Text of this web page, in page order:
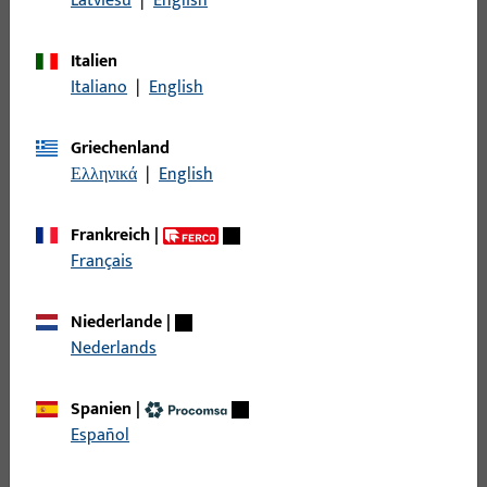
Filter
Einsatzbereich
Basisfarbe
Einsatzsystem
Filter fürAuflauf
Italien
Italiano | English
Griechenland
Ελληνικά | English
Frankreich|
Français
Niederlande|
Nederlands
Spanien |
Español